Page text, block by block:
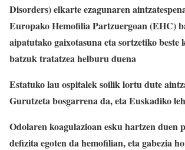
Disorders) elkarte ezagunaren
Europako Hemofilia Partzuergoan (EHC)
aipatutako gaixotasuna eta sortzetiko beste
batzuk tratatzea helburu duena
Estatuko lau ospitalek soilik lortu dute
Gurutzeta bosgarrena da, eta Euskadiko
Odolaren koagulazioan esku hartzen duen
defizita egoten da hemofilian, eta gabezia